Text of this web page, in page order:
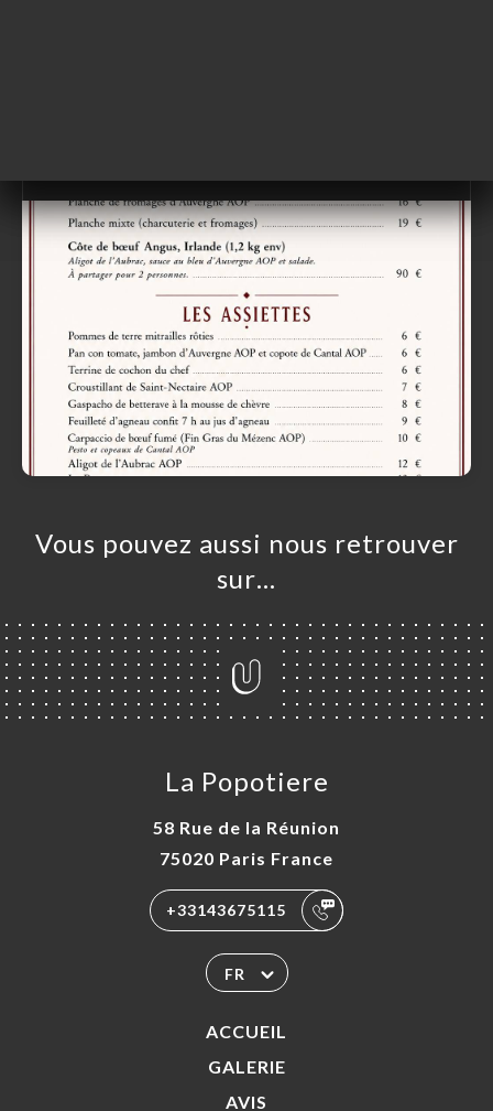
Vous pouvez aussi nous retrouver
sur…
La Popotiere
58 Rue de la Réunion
75020 Paris France
+33143675115
FR
ACCUEIL
GALERIE
AVIS